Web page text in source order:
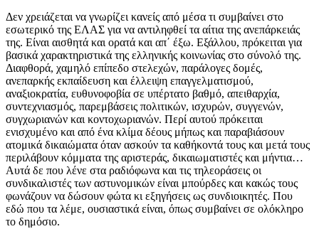
Δεν χρειάζεται να γνωρίζει κανείς από μέσα τι συμβαίνει στο
εσωτερικό της ΕΛΑΣ για να αντιληφθεί τα αίτια της ανεπάρκειάς
της. Είναι αισθητά και ορατά και απ΄ έξω. Εξάλλου, πρόκειται για
βασικά χαρακτηριστικά της ελληνικής κοινωνίας στο σύνολό της.
Διαφθορά, χαμηλό επίπεδο στελεχών, παράλογες δομές,
ανεπαρκής εκπαίδευση και έλλειψη επαγγελματισμού,
αναξιοκρατία, ευθυνοφοβία σε υπέρτατο βαθμό, απειθαρχία,
συντεχνιασμός, παρεμβάσεις πολιτικών, ισχυρών, συγγενών,
συγχωριανών και κοντοχωριανών. Περί αυτού πρόκειται
ενισχυμένο και από ένα κλίμα δέους μήπως και παραβιάσουν
ατομικά δικαιώματα όταν ασκούν τα καθήκοντά τους και μετά τους
περιλάβουν κόμματα της αριστεράς, δικαιωματιστές και μήντια…
Αυτά δε που λένε στα ραδιόφωνα και τις τηλεοράσεις οι
συνδικαλιστές των αστυνομικών είναι μπούρδες και κακώς τους
φωνάζουν να δώσουν φώτα κι εξηγήσεις ως συνδιοικητές. Που
εδώ που τα λέμε, ουσιαστικά είναι, όπως συμβαίνει σε ολόκληρο
το δημόσιο.